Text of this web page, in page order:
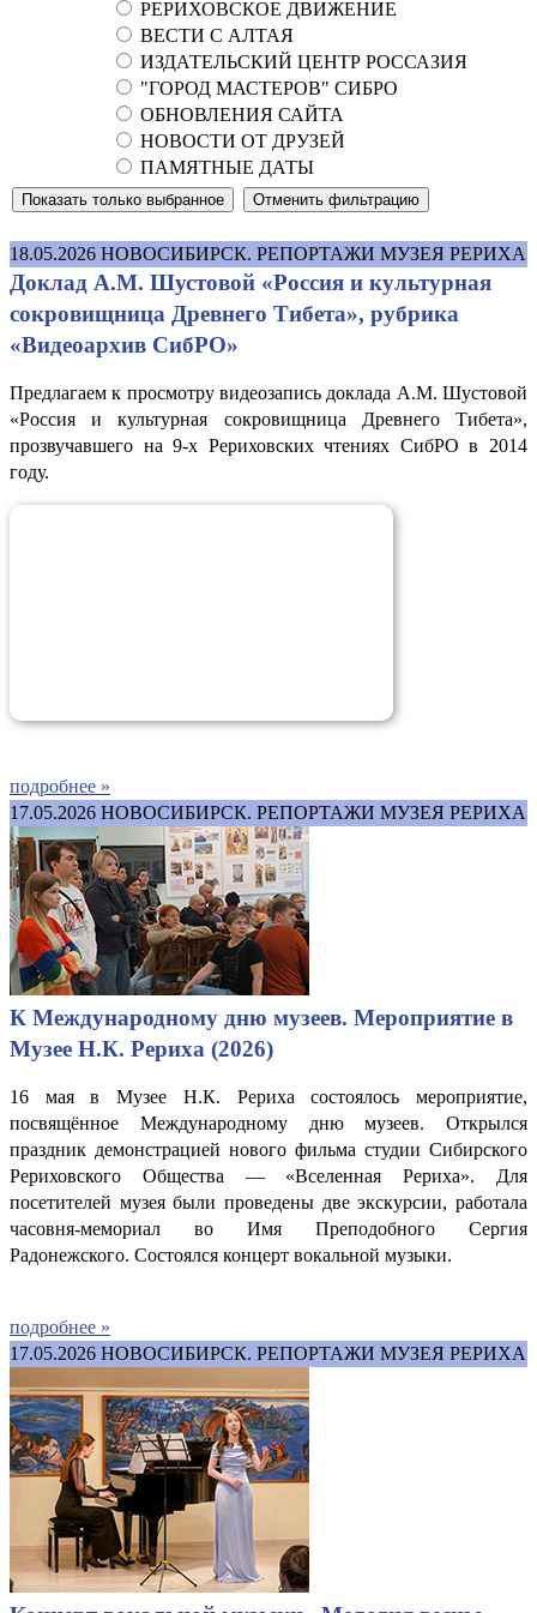
РЕРИХОВСКОЕ ДВИЖЕНИЕ
ВЕСТИ С АЛТАЯ
ИЗДАТЕЛЬСКИЙ ЦЕНТР РОССАЗИЯ
"ГОРОД МАСТЕРОВ" СИБРО
ОБНОВЛЕНИЯ САЙТА
НОВОСТИ ОТ ДРУЗЕЙ
ПАМЯТНЫЕ ДАТЫ
18.05.2026 НОВОСИБИРСК. РЕПОРТАЖИ МУЗЕЯ РЕРИХА
Доклад А.М. Шустовой «Россия и культурная
сокровищница Древнего Тибета», рубрика
«Видеоархив СибРО»
Предлагаем к просмотру видеозапись доклада А.М. Шустовой
«Россия и культурная сокровищница Древнего Тибета»,
прозвучавшего на 9-х Рериховских чтениях СибРО в 2014
году.
подробнее »
17.05.2026 НОВОСИБИРСК. РЕПОРТАЖИ МУЗЕЯ РЕРИХА
К Международному дню музеев. Мероприятие в
Музее Н.К. Рериха (2026)
16 мая в Музее Н.К. Рериха состоялось мероприятие,
посвящённое Международному дню музеев. Открылся
праздник демонстрацией нового фильма студии Сибирского
Рериховского Общества — «Вселенная Рериха». Для
посетителей музея были проведены две экскурсии, работала
часовня-мемориал во Имя Преподобного Сергия
Радонежского. Состоялся концерт вокальной музыки.
подробнее »
17.05.2026 НОВОСИБИРСК. РЕПОРТАЖИ МУЗЕЯ РЕРИХА